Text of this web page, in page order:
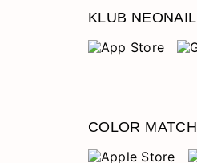
KLUB NEONAIL
COLOR MATCH